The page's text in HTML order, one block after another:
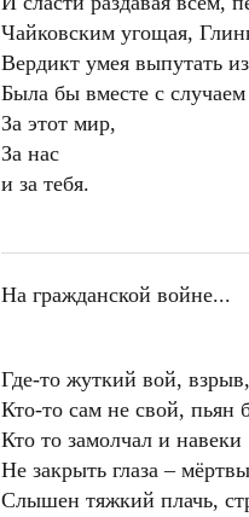
Чайковским угощая,
Вердикт умея выпутать
Была бы вместе с случаем
За этот мир,
За нас
и за тебя.
На гражданской войне...
Где-то жуткий вой,
Кто-то сам не свой, пьян
Кто то замолчал и навеки
Не закрыть глаза –
Слышен тяжкий плачь,